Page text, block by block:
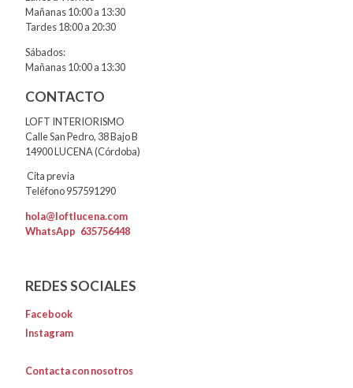
Mañanas 10:00 a 13:30
Tardes 18:00 a 20:30
Sábados:
Mañanas 10:00 a 13:30
CONTACTO
LOFT INTERIORISMO
Calle San Pedro, 38 Bajo B
14900 LUCENA (Córdoba)
Cita previa
Teléfono 957591290
hola@loftlucena.com
WhatsApp 635756448
REDES SOCIALES
Facebook
Instagram
Contacta con nosotros